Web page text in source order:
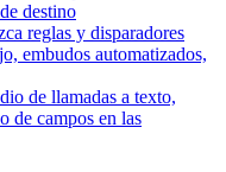
destino
reglas y disparadores
embudos automatizados,
de llamadas a texto,
de campos en las